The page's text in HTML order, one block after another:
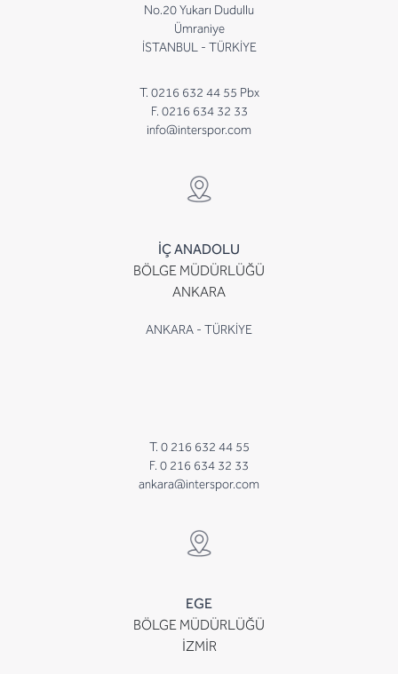
No.20 Yukarı Dudullu
Ümraniye
İSTANBUL - TÜRKİYE
T. 0216 632 44 55 Pbx
F. 0216 634 32 33
info@interspor.com
İÇ ANADOLU
BÖLGE MÜDÜRLÜĞÜ
ANKARA
ANKARA - TÜRKİYE
T. 0 216 632 44 55
F. 0 216 634 32 33
ankara@interspor.com
EGE
BÖLGE MÜDÜRLÜĞÜ
İZMİR